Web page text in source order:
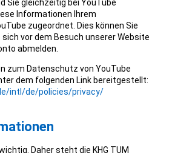
Sie gleichzeitig bei YouTube
Informationen Ihrem
zugeordnet. Dies können Sie
sich vor dem Besuch unserer Website
abmelden.
zum Datenschutz von YouTube
dem folgenden Link bereitgestellt:
intl/de/policies/privacy/
Daher steht die KHG TUM